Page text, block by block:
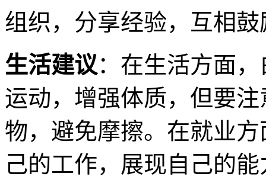
组织，分享经验，互相
生活建议：在生活方面
运动，增强体质，但要
物，避免摩擦。在就业
己的工作，展现自己的